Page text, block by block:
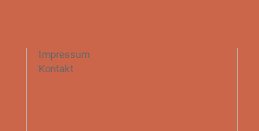
Impressum
Kontakt